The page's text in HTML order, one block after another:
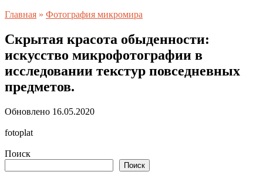
Главная » Фотография микромира
Скрытая красота обыденности:
искусство микрофотографии в
исследовании текстур повседневных
предметов.
Обновлено 16.05.2020
fotoplat
Поиск
Поиск